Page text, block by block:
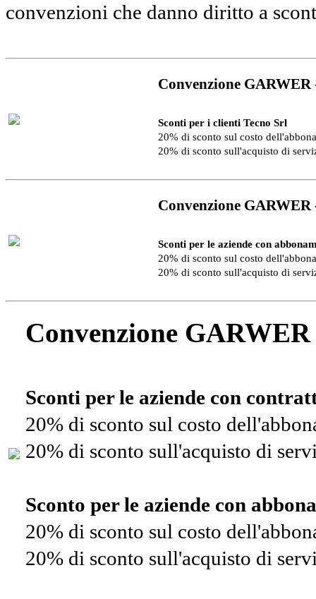
convenzioni che danno diritto a
Convenzione
Sconti per i clienti Tecno Srl
20% di sconto sul costo
20% di sconto sull'acquisto di
Convenzione
Sconti per le aziende con
20% di sconto sul costo
20% di sconto sull'acquisto di
Convenzione
Sconti per le aziende con
20% di sconto sul costo
20% di sconto sull'acquisto di
Sconto per le aziende con
20% di sconto sul costo
20% di sconto sull'acquisto di